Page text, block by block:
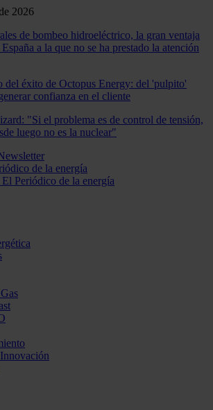
2026
de bombeo hidroeléctrico, la gran ventaja
a la que no se ha prestado la atención
del éxito de Octopus Energy: del 'pulpito'
confianza en el cliente
"Si el problema es de control de tensión,
luego no es la nuclear"